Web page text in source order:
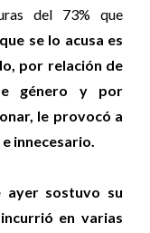
del 73% que
se lo acusa es
por relación de
género y por
le provocó a
innecesario.
ayer sostuvo su
en varias